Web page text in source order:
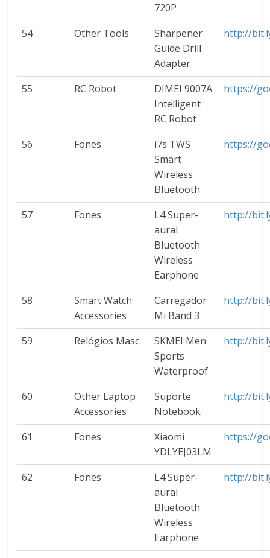
720P
54 Other Tools
Sharpener
Guide Drill
Adapter
http://
55 RC Robot
DIMEI 9007A
Intelligent
RC Robot
https://
56 Fones
i7s TWS
Smart
Wireless
Bluetooth
https://
57 Fones
L4 Super-
aural
Bluetooth
Wireless
Earphone
http://
58
Smart Watch
Accessories
Carregador
Mi Band 3
http://
59 Relógios Masc.
SKMEI Men
Sports
Waterproof
http://
60
Other Laptop
Accessories
Suporte
Notebook
http://
61 Fones
Xiaomi
YDLYEJ03LM
https://
62 Fones
L4 Super-
aural
Bluetooth
Wireless
Earphone
http://